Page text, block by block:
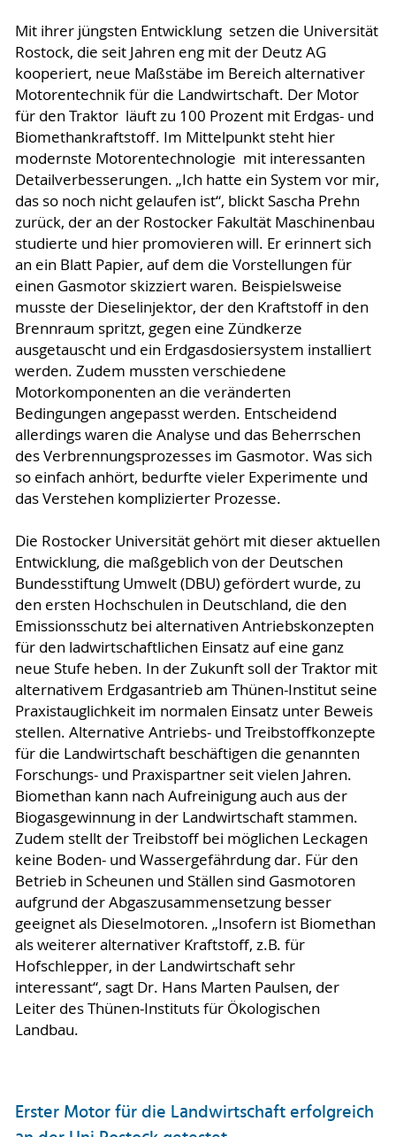
Mit ihrer jüngsten Entwicklung setzen die Universität
Rostock, die seit Jahren eng mit der Deutz AG
kooperiert, neue Maßstäbe im Bereich alternativer
Motorentechnik für die Landwirtschaft. Der Motor
für den Traktor läuft zu 100 Prozent mit Erdgas- und
Biomethankraftstoff. Im Mittelpunkt steht hier
modernste Motorentechnologie mit interessanten
Detailverbesserungen. „Ich hatte ein System vor mir,
das so noch nicht gelaufen ist“, blickt Sascha Prehn
zurück, der an der Rostocker Fakultät Maschinenbau
studierte und hier promovieren will. Er erinnert sich
an ein Blatt Papier, auf dem die Vorstellungen für
einen Gasmotor skizziert waren. Beispielsweise
musste der Dieselinjektor, der den Kraftstoff in den
Brennraum spritzt, gegen eine Zündkerze
ausgetauscht und ein Erdgasdosiersystem installiert
werden. Zudem mussten verschiedene
Motorkomponenten an die veränderten
Bedingungen angepasst werden. Entscheidend
allerdings waren die Analyse und das Beherrschen
des Verbrennungsprozesses im Gasmotor. Was sich
so einfach anhört, bedurfte vieler Experimente und
das Verstehen komplizierter Prozesse.
Die Rostocker Universität gehört mit dieser aktuellen
Entwicklung, die maßgeblich von der Deutschen
Bundesstiftung Umwelt (DBU) gefördert wurde, zu
den ersten Hochschulen in Deutschland, die den
Emissionsschutz bei alternativen Antriebskonzepten
für den ladwirtschaftlichen Einsatz auf eine ganz
neue Stufe heben. In der Zukunft soll der Traktor mit
alternativem Erdgasantrieb am Thünen-Institut seine
Praxistauglichkeit im normalen Einsatz unter Beweis
stellen. Alternative Antriebs- und Treibstoffkonzepte
für die Landwirtschaft beschäftigen die genannten
Forschungs- und Praxispartner seit vielen Jahren.
Biomethan kann nach Aufreinigung auch aus der
Biogasgewinnung in der Landwirtschaft stammen.
Zudem stellt der Treibstoff bei möglichen Leckagen
keine Boden- und Wassergefährdung dar. Für den
Betrieb in Scheunen und Ställen sind Gasmotoren
aufgrund der Abgaszusammensetzung besser
geeignet als Dieselmotoren. „Insofern ist Biomethan
als weiterer alternativer Kraftstoff, z.B. für
Hofschlepper, in der Landwirtschaft sehr
interessant“, sagt Dr. Hans Marten Paulsen, der
Leiter des Thünen-Instituts für Ökologischen
Landbau.
Erster Motor für die Landwirtschaft erfolgreich